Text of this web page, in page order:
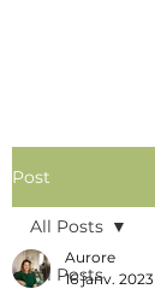
Post
All Posts
All Posts
Aurore
16 janv. 2023